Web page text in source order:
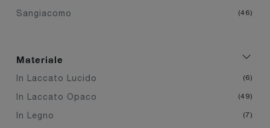
Sangiacomo 46
Materiale
In Laccato Lucido 6
In Laccato Opaco 49
In Legno 7